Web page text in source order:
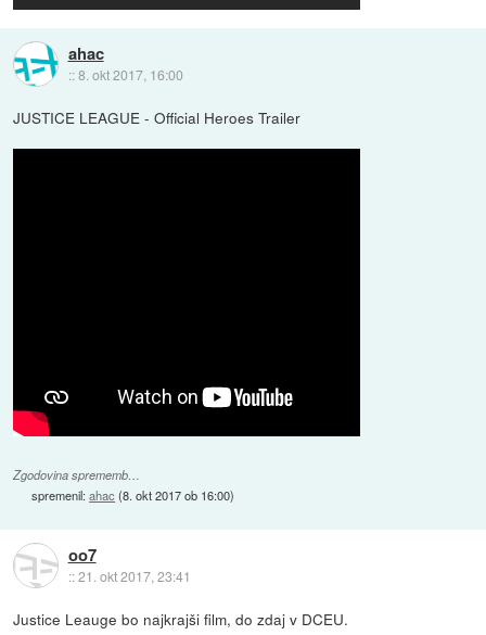
ahac
::8. okt 2017, 16:00
JUSTICE LEAGUE - Official Heroes Trailer
Zgodovina sprememb…
spremenil:ahac (8. okt 2017 ob 16:00)
oo7
::21. okt 2017, 23:41
Justice Leauge bo najkrajši film, do zdaj v DCEU.